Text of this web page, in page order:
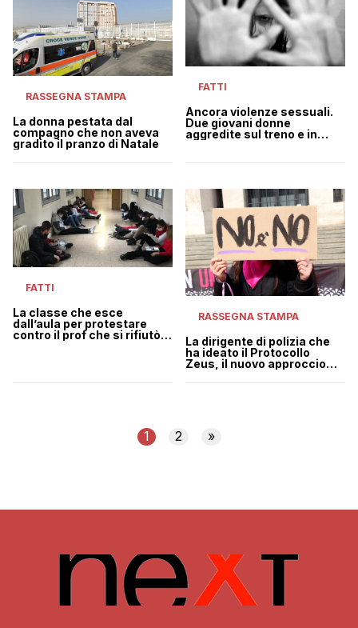
RASSEGNA STAMPA
La donna pestata dal
compagno che non aveva
gradito il pranzo di Natale
FATTI
Ancora violenze sessuali.
Due giovani donne
aggredite sul treno e in
FATTI
La classe che esce
dall’aula per protestare
contro il prof che si rifiutò
RASSEGNA STAMPA
La dirigente di polizia che
ha ideato il Protocollo
Zeus, il nuovo approccio
1 2 »